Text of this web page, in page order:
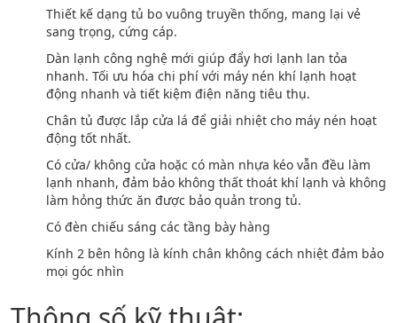
Thiết kế dạng tủ bo vuông truyền thống, mang lại vẻ
sang trọng, cứng cáp.
Dàn lạnh công nghệ mới giúp đẩy hơi lạnh lan tỏa
nhanh. Tối ưu hóa chi phí với máy nén khí lạnh hoạt
động nhanh và tiết kiệm điện năng tiêu thụ.
Chân tủ được lắp cửa lá để giải nhiệt cho máy nén hoạt
động tốt nhất.
Có cửa/ không cửa hoặc có màn nhựa kéo vẫn đều làm
lạnh nhanh, đảm bảo không thất thoát khí lạnh và không
làm hỏng thức ăn được bảo quản trong tủ.
Có đèn chiếu sáng các tầng bày hàng
Kính 2 bên hông là kính chân không cách nhiệt đảm bảo
mọi góc nhìn